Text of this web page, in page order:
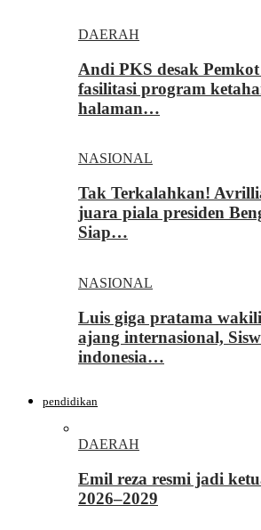
DAERAH
Andi PKS desak
fasilitasi program
halaman…
NASIONAL
Tak Terkalahkan!
juara piala presiden
Siap…
NASIONAL
Luis giga pratama
ajang internasional,
indonesia…
pendidikan
DAERAH
Emil reza resmi jadi
2026–2029